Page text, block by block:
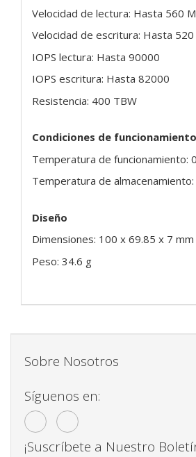
Velocidad de lectura: Hasta 560
Velocidad de escritura: Hasta
IOPS lectura: Hasta 90000
IOPS escritura: Hasta 82000
Resistencia: 400 TBW
Condiciones de funcionamiento
Temperatura de funcionamiento:
Temperatura de almacenamiento:
Diseño
Dimensiones: 100 x 69.85 x 7 mm
Peso: 34.6 g
Sobre Nosotros
Síguenos en:
¡Suscríbete a Nuestro